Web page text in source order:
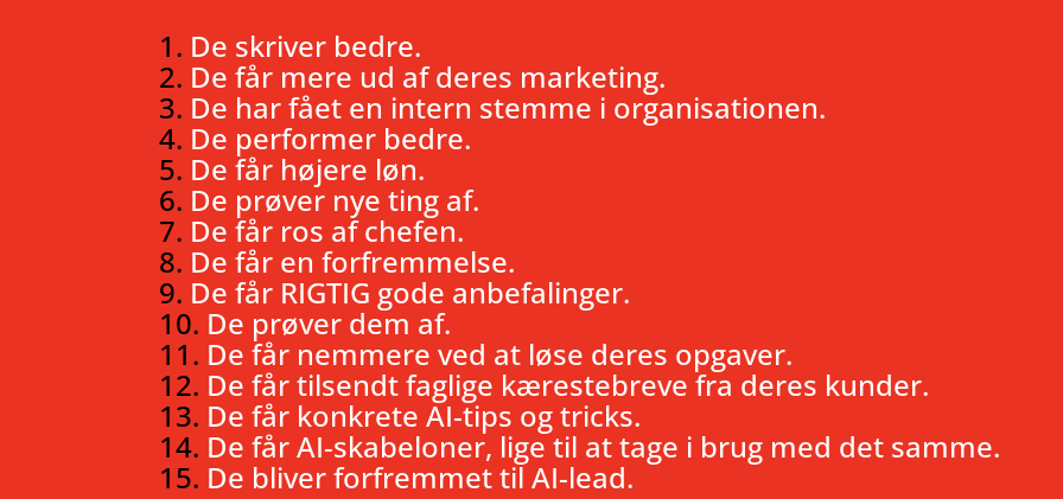
De skriver bedre.
De får mere ud af deres marketing.
De har fået en intern stemme i organisationen.
De performer bedre.
De får højere løn.
De prøver nye ting af.
De får ros af chefen.
De får en forfremmelse.
De får RIGTIG gode anbefalinger.
De prøver dem af.
De får nemmere ved at løse deres opgaver.
De får tilsendt faglige kærestebreve fra deres kunder.
De får konkrete AI-tips og tricks.
De får AI-skabeloner, lige til at tage i brug med det samme.
De bliver forfremmet til AI-lead.